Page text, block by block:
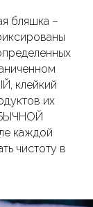
бляшка –
клейкий
их
каждой
чистоту в